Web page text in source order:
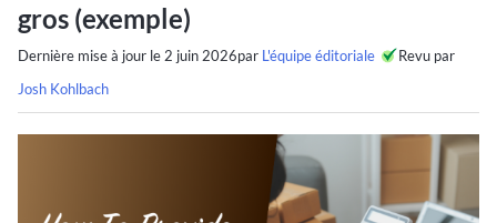
gros (exemple)
Dernière mise à jour le 2 juin 2026par L'équipe éditoriale
Revu par
Josh Kohlbach